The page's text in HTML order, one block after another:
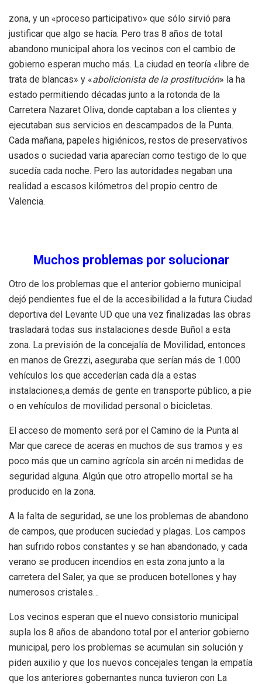
zona, y un «proceso participativo» que sólo sirvió para
justificar que algo se hacía. Pero tras 8 años de total
abandono municipal ahora los vecinos con el cambio de
gobierno esperan mucho más. La ciudad en teoría «libre de
trata de blancas» y «abolicionista de la prostitución» la ha
estado permitiendo décadas junto a la rotonda de la
Carretera Nazaret Oliva, donde captaban a los clientes y
ejecutaban sus servicios en descampados de la Punta.
Cada mañana, papeles higiénicos, restos de preservativos
usados o suciedad varia aparecían como testigo de lo que
sucedía cada noche. Pero las autoridades negaban una
realidad a escasos kilómetros del propio centro de
Valencia.
Muchos problemas por solucionar
Otro de los problemas que el anterior gobierno municipal
dejó pendientes fue el de la accesibilidad a la futura Ciudad
deportiva del Levante UD que una vez finalizadas las obras
trasladará todas sus instalaciones desde Buñol a esta
zona. La previsión de la concejalía de Movilidad, entonces
en manos de Grezzi, aseguraba que serían más de 1.000
vehículos los que accederían cada día a estas
instalaciones,a demás de gente en transporte público, a pie
o en vehículos de movilidad personal o bicicletas.
El acceso de momento será por el Camino de la Punta al
Mar que carece de aceras en muchos de sus tramos y es
poco más que un camino agrícola sin arcén ni medidas de
seguridad alguna. Algún que otro atropello mortal se ha
producido en la zona.
A la falta de seguridad, se une los problemas de abandono
de campos, que producen suciedad y plagas. Los campos
han sufrido robos constantes y se han abandonado, y cada
verano se producen incendios en esta zona junto a la
carretera del Saler, ya que se producen botellones y hay
numerosos cristales…
Los vecinos esperan que el nuevo consistorio municipal
supla los 8 años de abandono total por el anterior gobierno
municipal, pero los problemas se acumulan sin solución y
piden auxilio y que los nuevos concejales tengan la empatía
que los anteriores gobernantes nunca tuvieron con La